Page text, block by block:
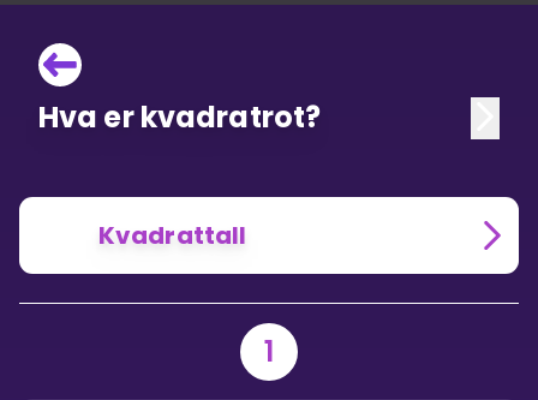
Hva er kvadratrot?
Kvadrattall
1